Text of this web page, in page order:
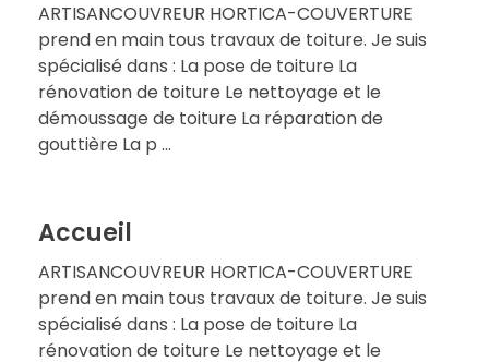
ARTISANCOUVREUR HORTICA-COUVERTURE
prend en main tous travaux de toiture. Je suis
spécialisé dans : La pose de toiture La
rénovation de toiture Le nettoyage et le
démoussage de toiture La réparation de
gouttière La p ...
Accueil
ARTISANCOUVREUR HORTICA-COUVERTURE
prend en main tous travaux de toiture. Je suis
spécialisé dans : La pose de toiture La
rénovation de toiture Le nettoyage et le